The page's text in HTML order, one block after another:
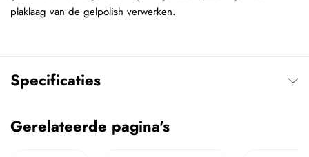
plaklaag van de gelpolish verwerken.
Specificaties
Gerelateerde pagina's